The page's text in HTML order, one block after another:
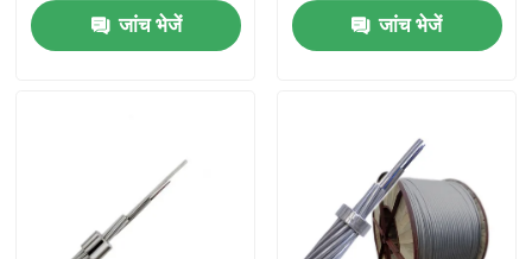
हमारे बारे में
जांच भेजें
जांच भेजें